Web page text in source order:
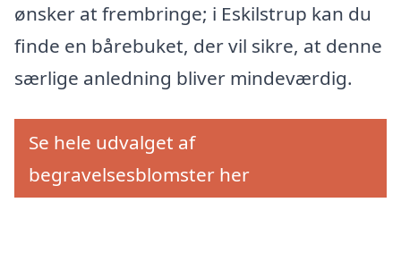
ønsker at frembringe; i Eskilstrup kan du
finde en bårebuket, der vil sikre, at denne
særlige anledning bliver mindeværdig.
Se hele udvalget af
begravelsesblomster her